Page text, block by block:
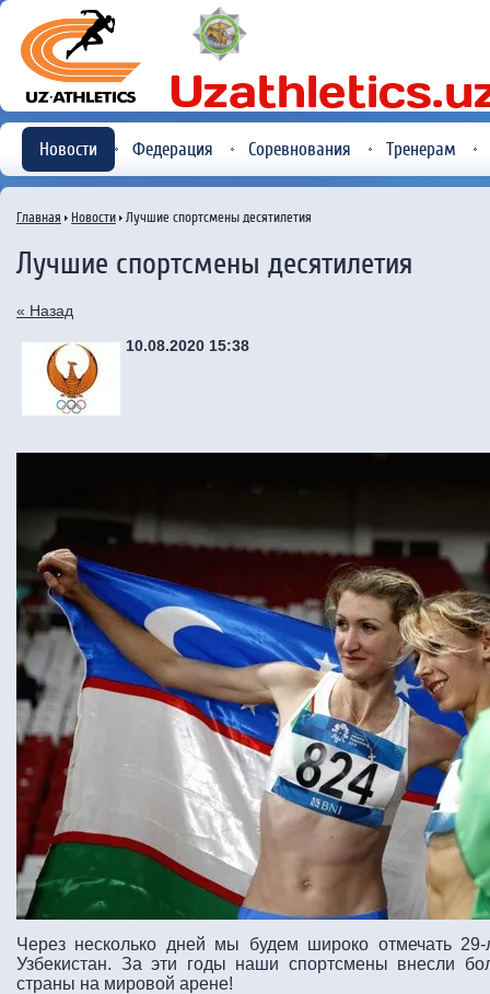
Новости Федерация Соревнования Тренерам
Главная Новости Лучшие спортсмены десятилетия
Лучшие спортсмены десятилетия
« Назад
10.08.2020 15:38
Через несколько дней мы будем широко отмечать 29-
Узбекистан. За эти годы наши спортсмены внесли
страны на мировой арене!